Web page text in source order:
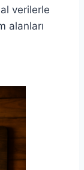
verilerle
alanları